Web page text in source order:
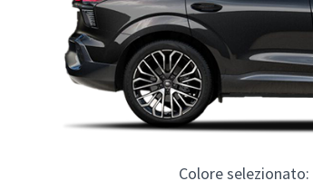
Colore selezionato: